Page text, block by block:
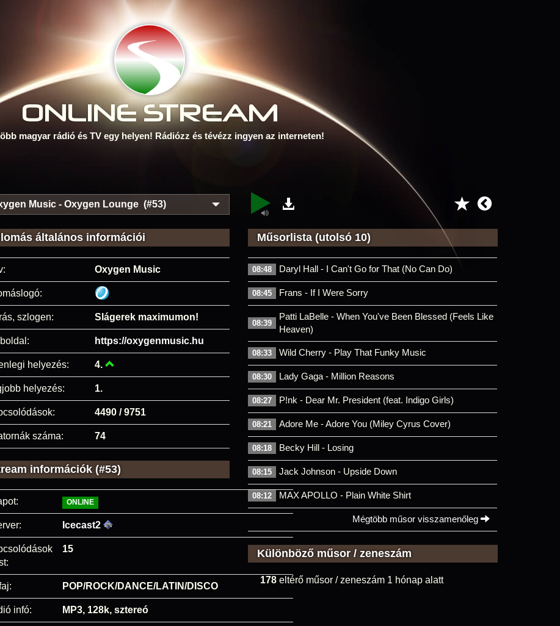
ONLINE STREAM
magyar rádió és TV egy helyen! Rádiózz és tévézz ingyen az interneten!
Music - Oxygen Lounge (#53)
általános információi
Oxygen Music
szlogen: Slágerek maximumon!
https://oxygenmusic.hu
helyezés: 4.
helyezés: 1.
4490 / 9751
száma: 74
információk (#53)
ONLINE
Icecast2
15
POP/ROCK/DANCE/LATIN/DISCO
infó: MP3, 128k, sztereó
Műsorlista (utolsó 10)
08:48 Daryl Hall - I Can't Go for That (No Can Do)
08:45 Frans - If I Were Sorry
08:39
Patti LaBelle - When You've Been Blessed (Feels Like
Heaven)
08:33 Wild Cherry - Play That Funky Music
08:30 Lady Gaga - Million Reasons
08:27 P!nk - Dear Mr. President (feat. Indigo Girls)
08:21 Adore Me - Adore You (Miley Cyrus Cover)
08:18 Becky Hill - Losing
08:15 Jack Johnson - Upside Down
08:12 MAX APOLLO - Plain White Shirt
Mégtöbb műsor visszamenőleg
Különböző műsor / zeneszám
178 eltérő műsor / zeneszám 1 hónap alatt